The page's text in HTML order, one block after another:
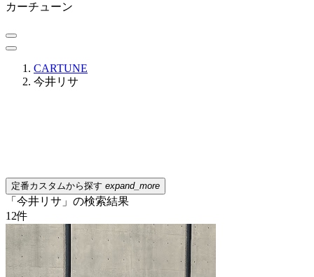
カーチューン
CARTUNE
今井リサ
定番カスタムから探す expand_more
「今井リサ」の検索結果
12件